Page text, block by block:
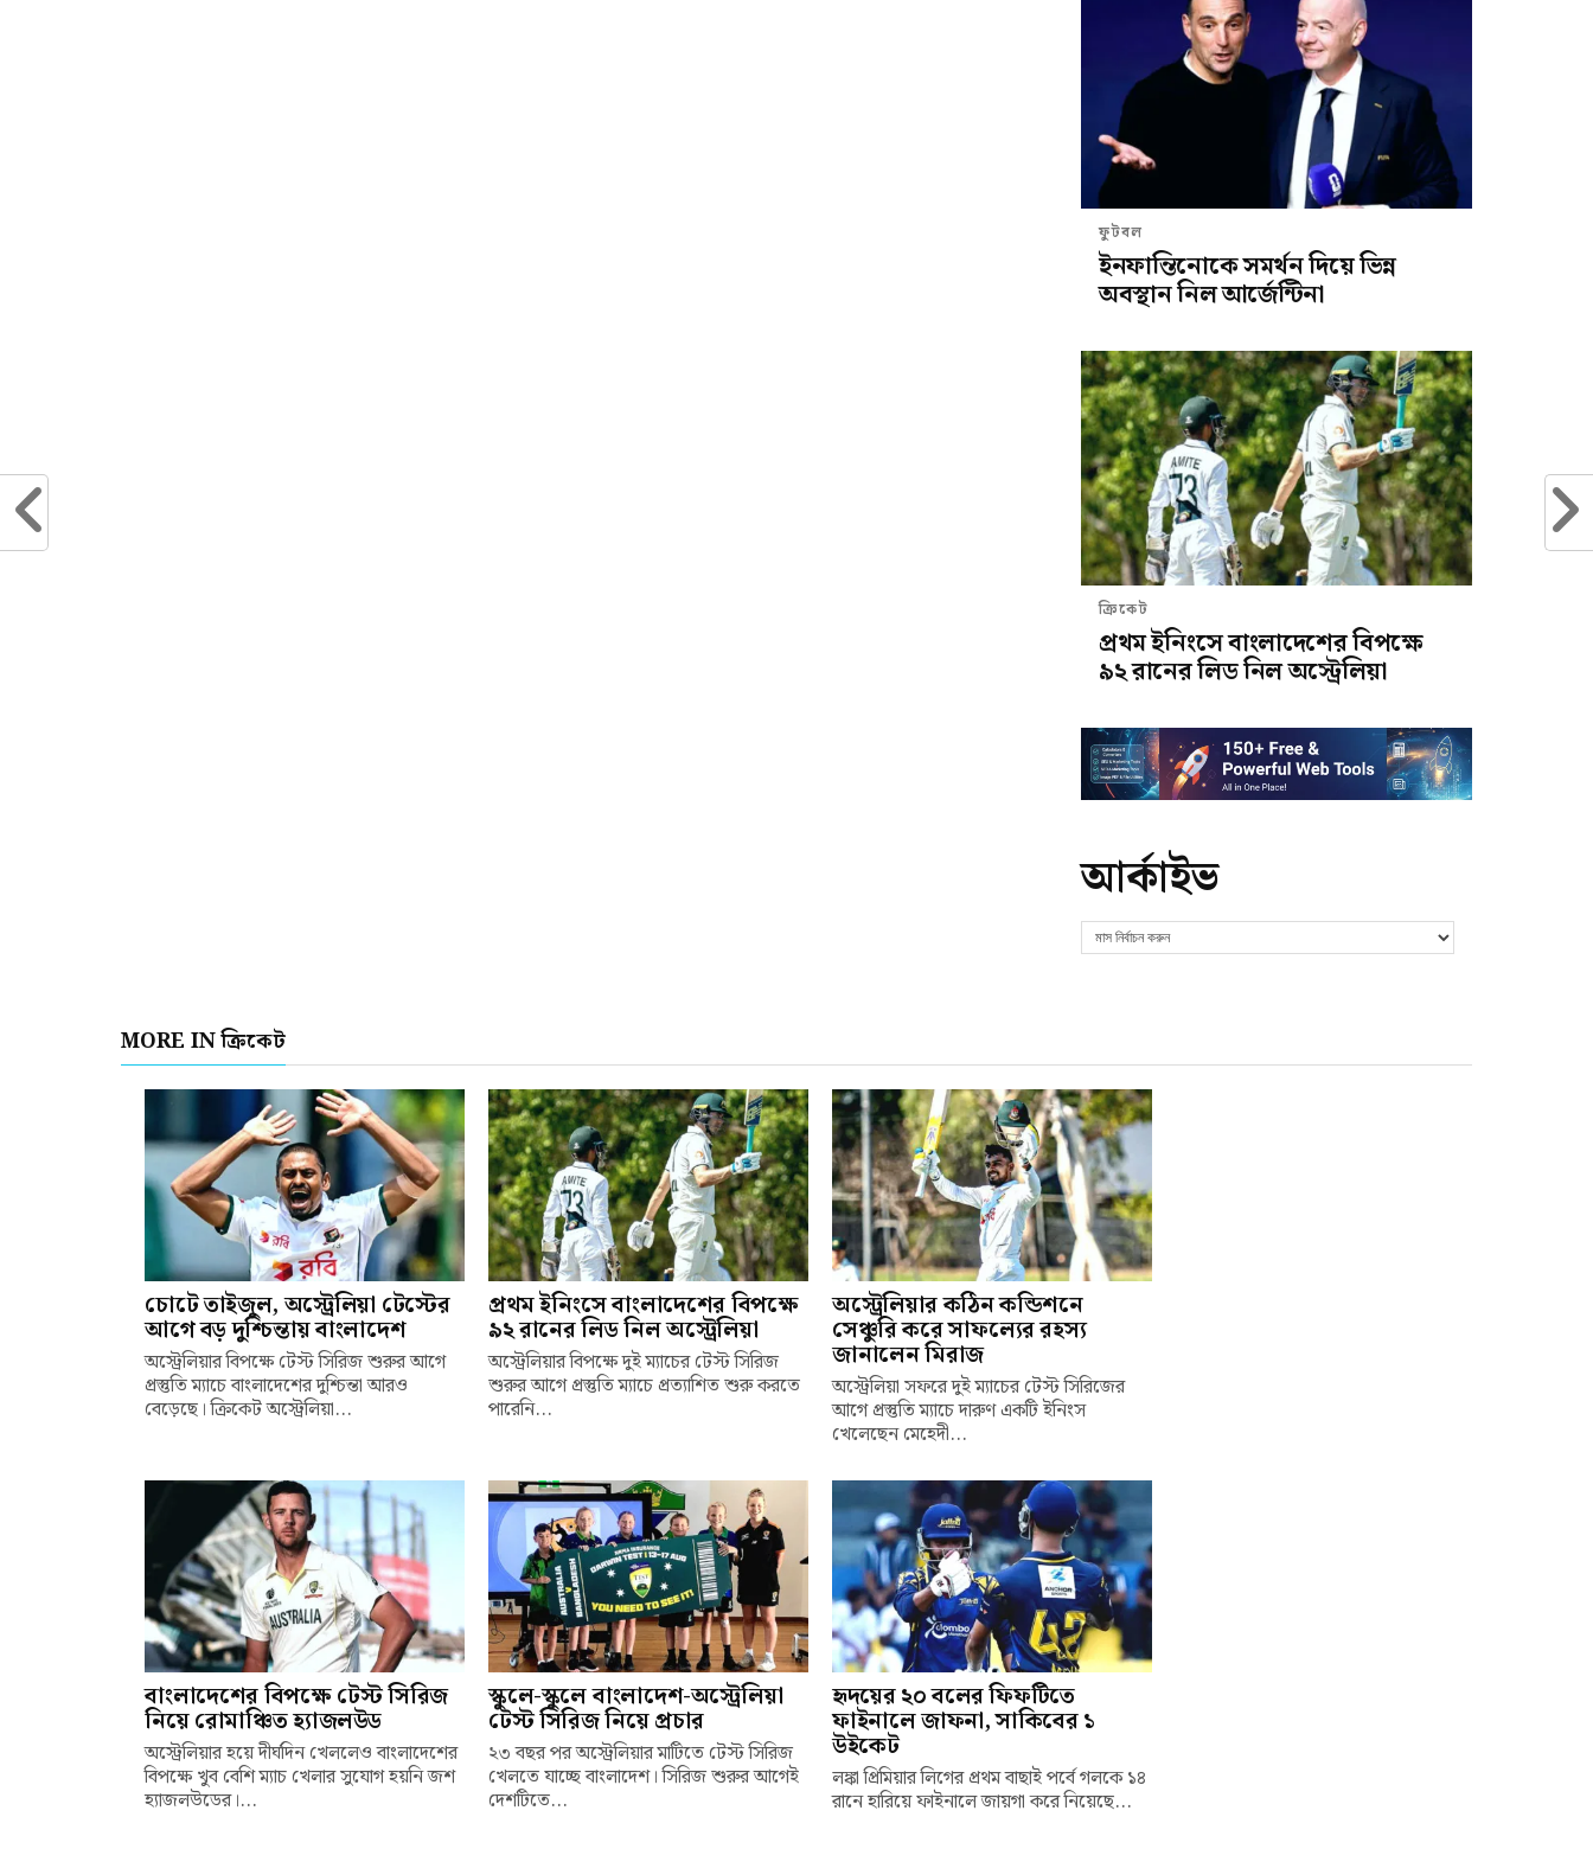
ফুটবল
ইনফান্তিনোকে সমর্থন দিয়ে ভিন্ন
অবস্থান নিল আর্জেন্টিনা
ক্রিকেট
প্রথম ইনিংসে বাংলাদেশের বিপক্ষে
৯২ রানের লিড নিল অস্ট্রেলিয়া
আর্কাইভ
MORE IN ক্রিকেট
চোটে তাইজুল, অস্ট্রেলিয়া টেস্টের
আগে বড় দুশ্চিন্তায় বাংলাদেশ
অস্ট্রেলিয়ার বিপক্ষে টেস্ট সিরিজ শুরুর আগে
প্রস্তুতি ম্যাচে বাংলাদেশের দুশ্চিন্তা আরও
বেড়েছে। ক্রিকেট অস্ট্রেলিয়া...
প্রথম ইনিংসে বাংলাদেশের বিপক্ষে
৯২ রানের লিড নিল অস্ট্রেলিয়া
অস্ট্রেলিয়ার বিপক্ষে দুই ম্যাচের টেস্ট সিরিজ
শুরুর আগে প্রস্তুতি ম্যাচে প্রত্যাশিত শুরু করতে
পারেনি...
অস্ট্রেলিয়ার কঠিন কন্ডিশনে
সেঞ্চুরি করে সাফল্যের রহস্য
জানালেন মিরাজ
অস্ট্রেলিয়া সফরে দুই ম্যাচের টেস্ট সিরিজের
আগে প্রস্তুতি ম্যাচে দারুণ একটি ইনিংস
খেলেছেন মেহেদী...
বাংলাদেশের বিপক্ষে টেস্ট সিরিজ
নিয়ে রোমাঞ্চিত হ্যাজলউড
অস্ট্রেলিয়ার হয়ে দীর্ঘদিন খেললেও বাংলাদেশের
বিপক্ষে খুব বেশি ম্যাচ খেলার সুযোগ হয়নি জশ
হ্যাজলউডের।...
স্কুলে-স্কুলে বাংলাদেশ-অস্ট্রেলিয়া
টেস্ট সিরিজ নিয়ে প্রচার
২৩ বছর পর অস্ট্রেলিয়ার মাটিতে টেস্ট সিরিজ
খেলতে যাচ্ছে বাংলাদেশ। সিরিজ শুরুর আগেই
দেশটিতে...
হৃদয়ের ২০ বলের ফিফটিতে
ফাইনালে জাফনা, সাকিবের ১
উইকেট
লঙ্কা প্রিমিয়ার লিগের প্রথম বাছাই পর্বে গলকে ১৪
রানে হারিয়ে ফাইনালে জায়গা করে নিয়েছে...